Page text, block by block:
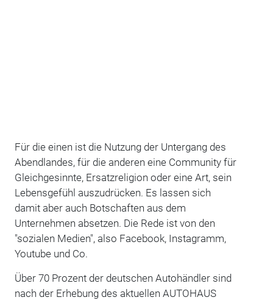
Für die einen ist die Nutzung der Untergang des
Abendlandes, für die anderen eine Community für
Gleichgesinnte, Ersatzreligion oder eine Art, sein
Lebensgefühl auszudrücken. Es lassen sich
damit aber auch Botschaften aus dem
Unternehmen absetzen. Die Rede ist von den
"sozialen Medien", also Facebook, Instagramm,
Youtube und Co.
Über 70 Prozent der deutschen Autohändler sind
nach der Erhebung des aktuellen AUTOHAUS